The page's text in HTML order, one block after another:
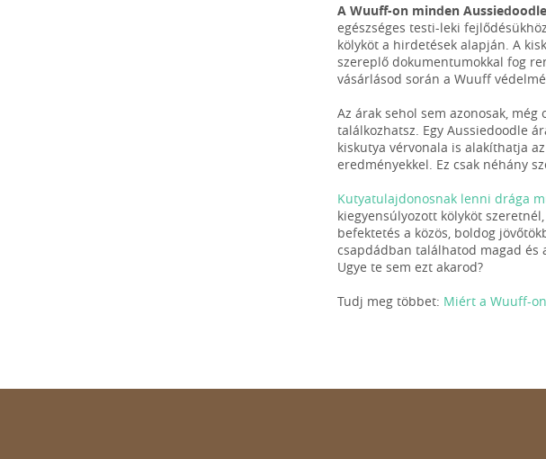
A Wuuff-on minden
egészséges testi-leki
kölyköt a hirdetések alapján. A
szereplő dokumentumokkal fog
vásárlásod során a Wuuff
Az árak sehol sem azonosak,
találkozhatsz. Egy Aussiedoodle
kiskutya vérvonala is alakíthatja
eredményekkel. Ez csak néhány
Kutyatulajdonosnak lenni drága
kiegyensúlyozott kölyköt
befektetés a közös, boldog
csapdádban találhatod magad és
Ugye te sem ezt akarod?
Tudj meg többet: Miért a Wuuff-